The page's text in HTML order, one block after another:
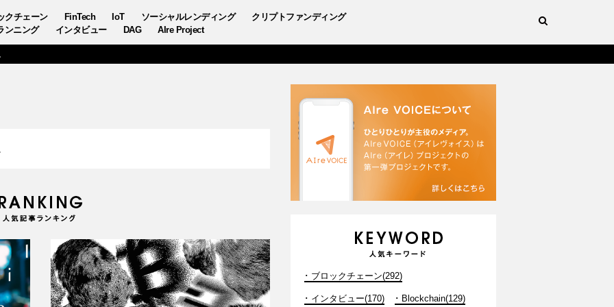
クチェーン FinTech IoT ソーシャルレンディング
クリプトファンディング
ンニング
インタビュー DAG AIre Project
ブロックチェーン(292)
インタビュー(170) Blockchain(129)